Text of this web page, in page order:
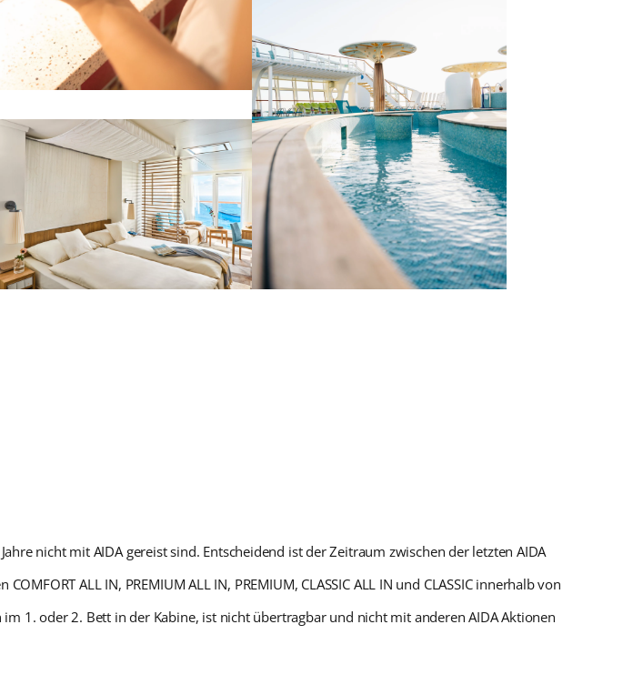
nicht mit AIDA gereist sind. Entscheidend ist der Zeitraum zwischen der letzten AIDA
ALL IN, PREMIUM ALL IN, PREMIUM, CLASSIC ALL IN und CLASSIC innerhalb von
1. oder 2. Bett in der Kabine, ist nicht übertragbar und nicht mit anderen AIDA Aktionen